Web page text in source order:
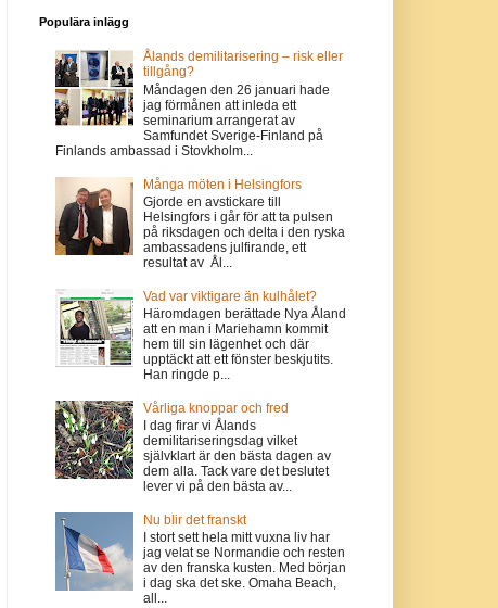
Populära inlägg
Ålands demilitarisering – risk eller
tillgång?
Måndagen den 26 januari hade
jag förmånen att inleda ett
seminarium arrangerat av
Samfundet Sverige-Finland på
Finlands ambassad i Stovkholm...
Många möten i Helsingfors
Gjorde en avstickare till
Helsingfors i går för att ta pulsen
på riksdagen och delta i den ryska
ambassadens julfirande, ett
resultat av Ål...
Vad var viktigare än kulhålet?
Häromdagen berättade Nya Åland
att en man i Mariehamn kommit
hem till sin lägenhet och där
upptäckt att ett fönster beskjutits.
Han ringde p...
Vårliga knoppar och fred
I dag firar vi Ålands
demilitariseringsdag vilket
självklart är den bästa dagen av
dem alla. Tack vare det beslutet
lever vi på den bästa av...
Nu blir det franskt
I stort sett hela mitt vuxna liv har
jag velat se Normandie och resten
av den franska kusten. Med början
i dag ska det ske. Omaha Beach,
all...